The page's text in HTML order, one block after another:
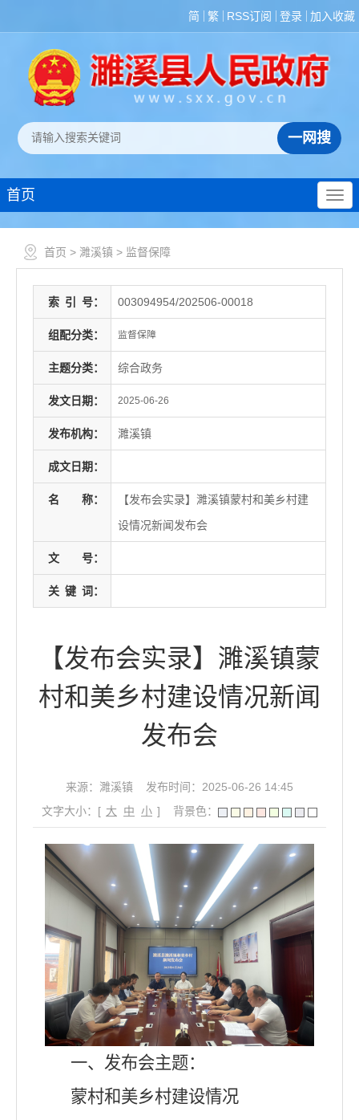
简 繁 RSS订阅 登录 加入收藏
首页
首页 > 濉溪镇 > 监督保障
索 引 号： 003094954/202506-00018
组配分类： 监督保障
主题分类： 综合政务
发文日期： 2025-06-26
发布机构： 濉溪镇
成文日期：
名 称：
【发布会实录】濉溪镇蒙村和美乡村建
设情况新闻发布会
文 号：
关 键 词：
【发布会实录】濉溪镇蒙
村和美乡村建设情况新闻
发布会
来源：濉溪镇
发布时间：2025-06-26 14:45
文字大小：[ 大 中 小 ] 背景色：
一、发布会主题：
蒙村和美乡村建设情况